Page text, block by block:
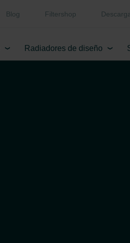
Blog Filtershop
Radiadores de diseño